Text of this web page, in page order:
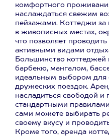
комфортного
наслаждаться свежим
пейзажами. Коттеджи за
в живописных местах,
что позволяет
активными видами
Большинство
барбекю, мангалом,
идеальным выбором для
дружеских поездок.
насладиться свободой и
стандартными
сами можете выбирать
своему вкусу и
Кроме того, аренда